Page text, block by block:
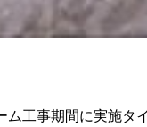
工事期間に実施